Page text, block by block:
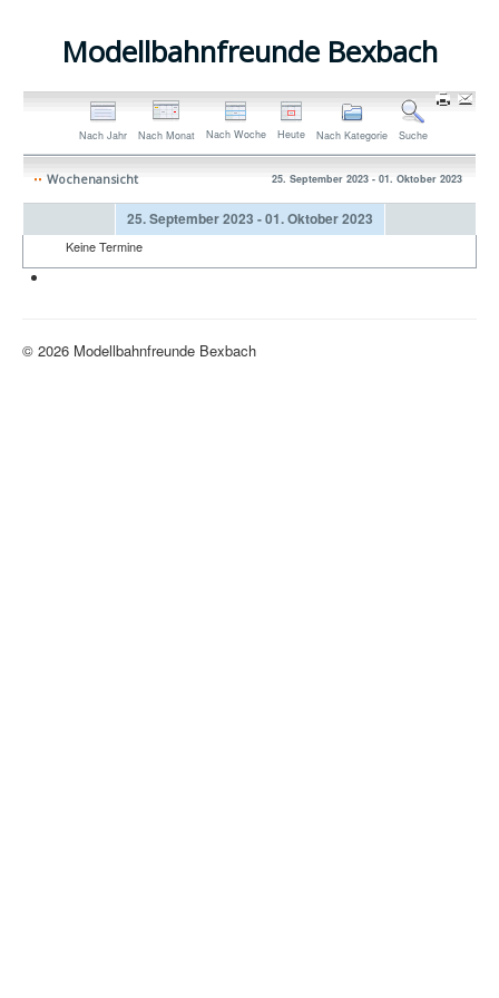
Modellbahnfreunde Bexbach
Nach Jahr Nach Monat Nach Woche Heute Nach Kategorie Suche
Wochenansicht 25. September 2023 - 01. Oktober 2023
25. September 2023 - 01. Oktober 2023
Keine Termine
© 2026 Modellbahnfreunde Bexbach